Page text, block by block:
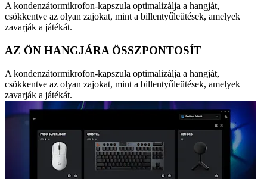
A kondenzátormikrofon-kapszula optimalizálja a hangját,
csökkentve az olyan zajokat, mint a billentyűleütések, amelyek
zavarják a játékát.
AZ ÖN HANGJÁRA ÖSSZPONTOSÍT
A kondenzátormikrofon-kapszula optimalizálja a hangját,
csökkentve az olyan zajokat, mint a billentyűleütések, amelyek
zavarják a játékát.